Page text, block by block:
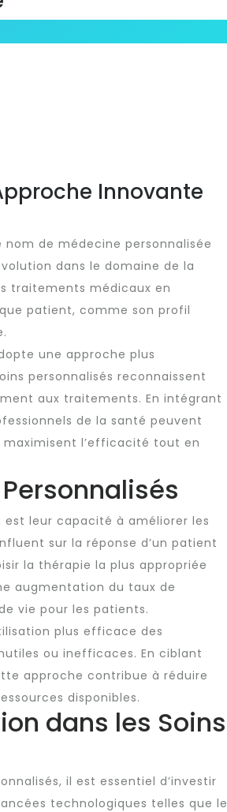
Innovante
nom de médecine personnalisée
dans le domaine de la
traitements médicaux en
patient, comme son profil
une approche plus
personnalisés reconnaissent
aux traitements. En intégrant
de la santé peuvent
l’efficacité tout en
est leur capacité à améliorer les
sur la réponse d’un patient
la thérapie la plus appropriée
augmentation du taux de
vie pour les patients.
plus efficace des
ou inefficaces. En ciblant
approche contribue à réduire
disponibles.
dans les Soins
il est essentiel d’investir
technologiques telles que le